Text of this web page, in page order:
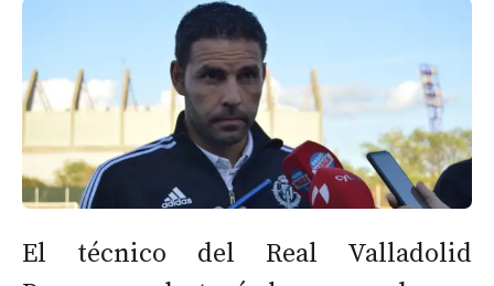
El técnico del Real Valladolid